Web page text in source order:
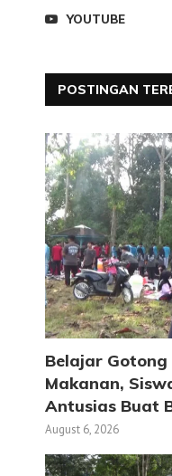
YOUTUBE
POSTINGAN
Belajar Gotong
Makanan,
Antusias Buat
August 6, 2026